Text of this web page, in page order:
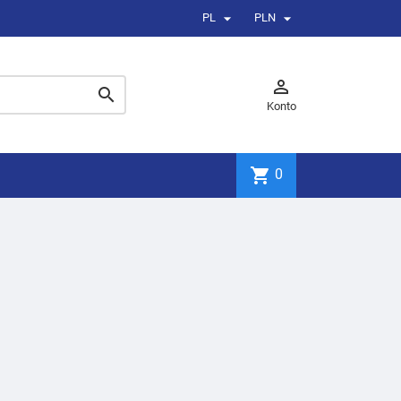
PL  PLN 
 
Konto
shopping_cart 0